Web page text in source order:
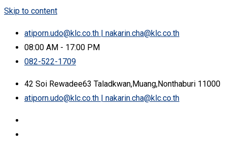
Skip to content
atiporn.udo@klc.co.th | nakarin.cha@klc.co.th
08:00 AM - 17:00 PM
082-522-1709
42 Soi Rewadee63 Taladkwan,Muang,Nonthaburi 11000
atiporn.udo@klc.co.th | nakarin.cha@klc.co.th